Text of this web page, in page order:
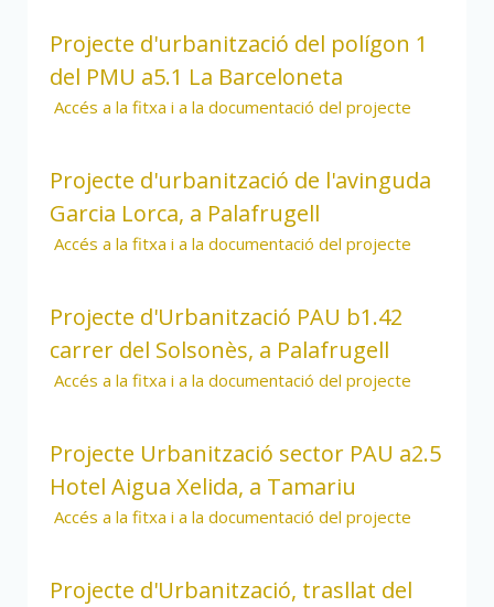
Projecte d'urbanització del polígon 1
del PMU a5.1 La Barceloneta
Accés a la fitxa i a la documentació del projecte
Projecte d'urbanització de l'avinguda
Garcia Lorca, a Palafrugell
Accés a la fitxa i a la documentació del projecte
Projecte d'Urbanització PAU b1.42
carrer del Solsonès, a Palafrugell
Accés a la fitxa i a la documentació del projecte
Projecte Urbanització sector PAU a2.5
Hotel Aigua Xelida, a Tamariu
Accés a la fitxa i a la documentació del projecte
Projecte d'Urbanització, trasllat del